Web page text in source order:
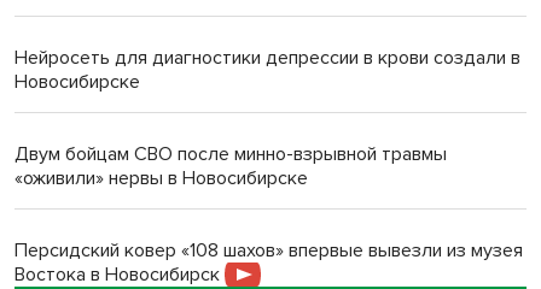
Нейросеть для диагностики депрессии в крови создали в
Новосибирске
Двум бойцам СВО после минно-взрывной травмы
«оживили» нервы в Новосибирске
Персидский ковер «108 шахов» впервые вывезли из музея
Востока в Новосибирск